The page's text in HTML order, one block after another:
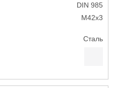
DIN 985
М42х3
Сталь